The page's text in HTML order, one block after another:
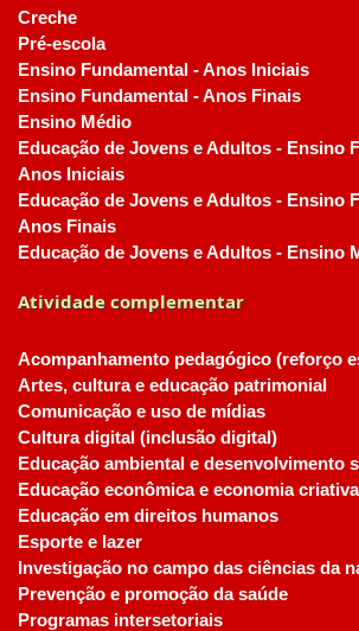
Creche
Pré-escola
Ensino Fundamental - Anos Iniciais
Ensino Fundamental - Anos Finais
Ensino Médio
Educação de Jovens e Adultos - Ensino
Anos Iniciais
Educação de Jovens e Adultos - Ensino
Anos Finais
Educação de Jovens e Adultos - Ensino
Atividade complementar
Acompanhamento pedagógico (reforço
Artes, cultura e educação patrimonial
Comunicação e uso de mídias
Cultura digital (inclusão digital)
Educação ambiental e desenvolvimento
Educação econômica e economia criativa
Educação em direitos humanos
Esporte e lazer
Investigação no campo das ciências da
Prevenção e promoção da saúde
Programas intersetoriais